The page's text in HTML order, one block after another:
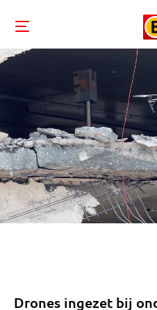
Drones ingezet bij